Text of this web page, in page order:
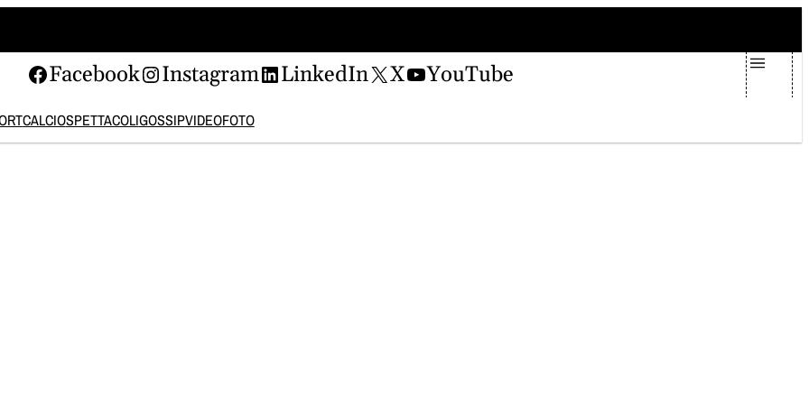
Facebook Instagram LinkedIn X YouTube
CALCIOSPETTACOLIGOSSIPVIDEOFOTO